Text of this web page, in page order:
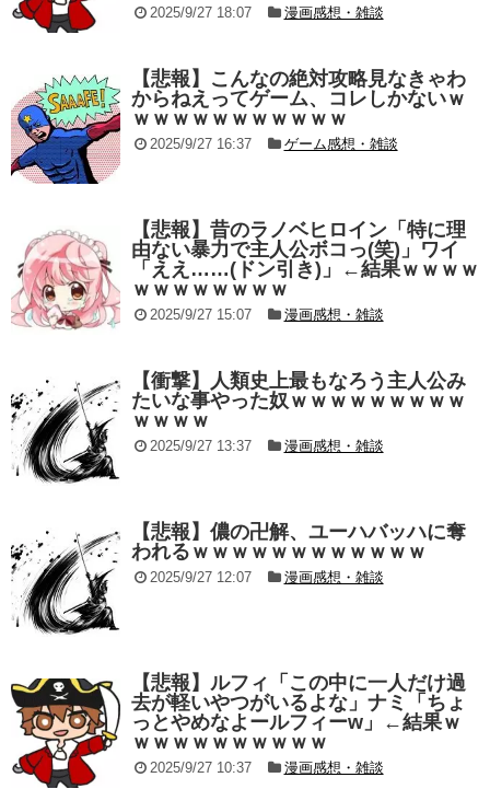
2025/9/27 18:07 漫画感想・雑談
【悲報】こんなの絶対攻略見なきゃわ
からねえってゲーム、コレしかないｗ
ｗｗｗｗｗｗｗｗｗｗｗ
2025/9/27 16:37 ゲーム感想・雑談
【悲報】昔のラノベヒロイン「特に理
由ない暴力で主人公ボコっ(笑)」ワイ
「ええ……(ドン引き)」←結果ｗｗｗｗ
ｗｗｗｗｗｗｗｗ
2025/9/27 15:07 漫画感想・雑談
【衝撃】人類史上最もなろう主人公み
たいな事やった奴ｗｗｗｗｗｗｗｗｗ
ｗｗｗｗ
2025/9/27 13:37 漫画感想・雑談
【悲報】儂の卍解、ユーハバッハに奪
われるｗｗｗｗｗｗｗｗｗｗｗｗ
2025/9/27 12:07 漫画感想・雑談
【悲報】ルフィ「この中に一人だけ過
去が軽いやつがいるよな」ナミ「ちょ
っとやめなよールフィーw」←結果ｗ
ｗｗｗｗｗｗｗｗｗｗ
2025/9/27 10:37 漫画感想・雑談